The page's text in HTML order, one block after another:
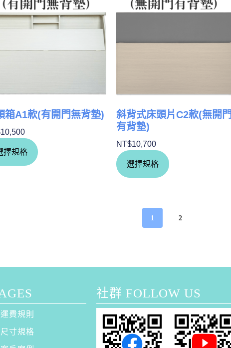
箱A1款(有開門無背墊)
10,500
擇規格
斜背式床頭片C2款(無開門
有背墊)
NT$10,700
選擇規格
1 2
費規則
寸規格
社群 FOLLOW US